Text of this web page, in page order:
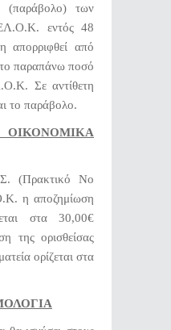
(παράβολο) των
εντός 48
από
το παραπάνω ποσό
Σε αντίθετη
το παράβολο.
(Πρακτικό Νο
η αποζημίωση
στα 30,00€
της ορισθείσας
ορίζεται στα